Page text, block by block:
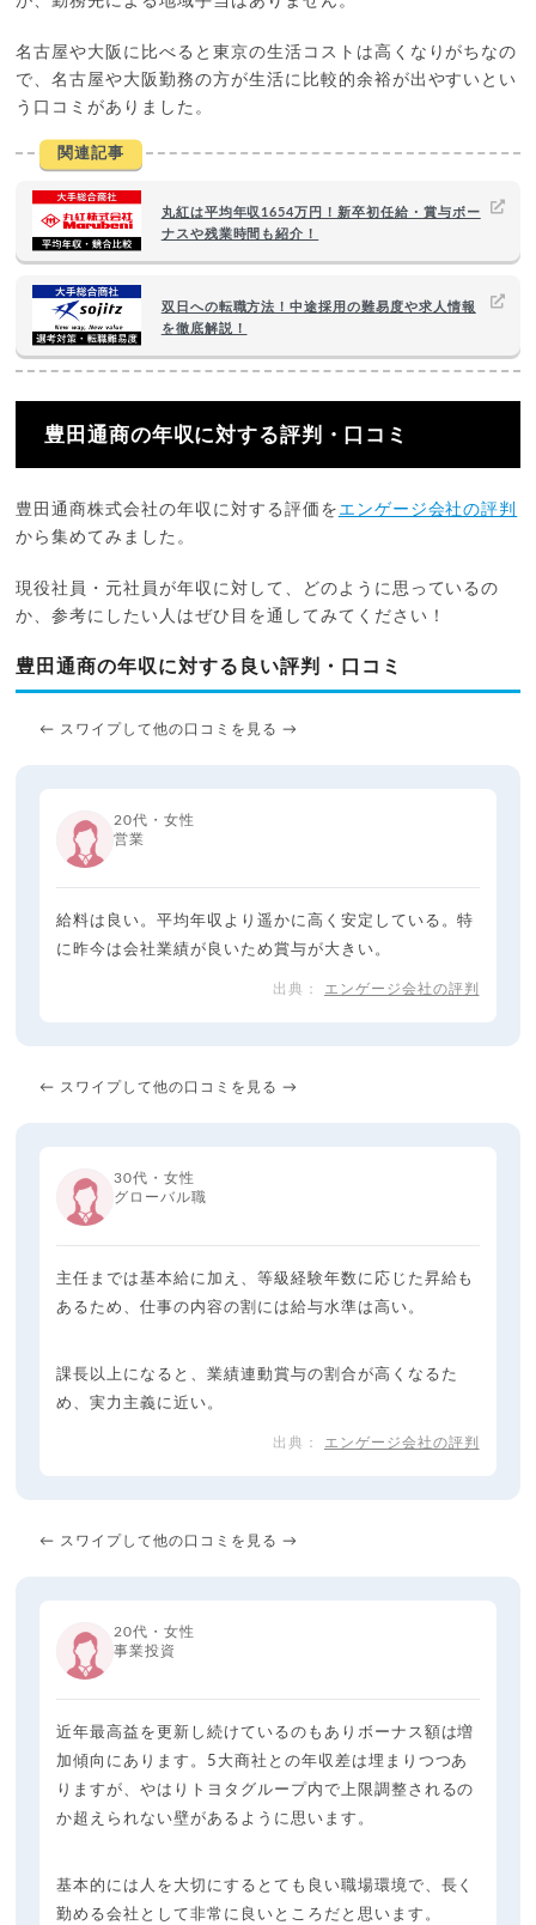
名古屋や大阪に比べると東京の生活コストは高くなりがちなの
で、名古屋や大阪勤務の方が生活に比較的余裕が出やすいとい
う口コミがありました。
関連記事
丸紅は平均年収1654万円！新卒初任給・賞与ボー
ナスや残業時間も紹介！
双日への転職方法！中途採用の難易度や求人情報
を徹底解説！
豊田通商の年収に対する評判・口コミ
豊田通商株式会社の年収に対する評価を エンゲージ会社の評判
から集めてみました。
現役社員・元社員が年収に対して、どのように思っているの
か、参考にしたい人はぜひ目を通してみてください！
豊田通商の年収に対する良い評判・口コミ
← スワイプして他の口コミを見る →
20代・女性
営業
給料は良い。平均年収より遥かに高く安定している。特
に昨今は会社業績が良いため賞与が大きい。
エンゲージ会社の評判
← スワイプして他の口コミを見る →
30代・女性
グローバル職
主任までは基本給に加え、等級経験年数に応じた昇給も
あるため、仕事の内容の割には給与水準は高い。
課長以上になると、業績連動賞与の割合が高くなるた
め、実力主義に近い。
エンゲージ会社の評判
← スワイプして他の口コミを見る →
20代・女性
事業投資
近年最高益を更新し続けているのもありボーナス額は増
加傾向にあります。5大商社との年収差は埋まりつつあ
りますが、やはりトヨタグループ内で上限調整されるの
か超えられない壁があるように思います。
基本的には人を大切にするとても良い職場環境で、長く
勤める会社として非常に良いところだと思います。